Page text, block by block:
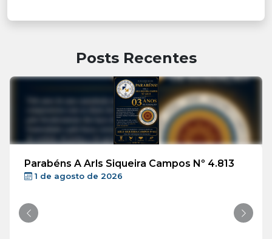
Posts Recentes
Parabéns A Arls Siqueira Campos Nº 4.813
1 de agosto de 2026
Anterior